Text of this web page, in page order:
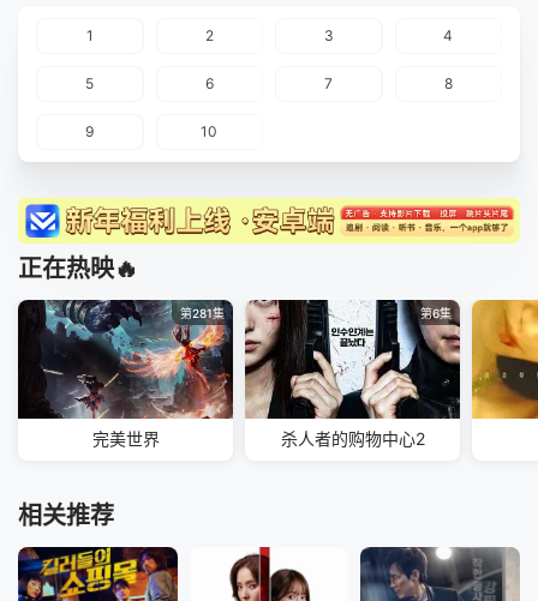
1 2 3 4
5 6 7 8
9 10
正在热映🔥
第281集
完美世界
第6集
杀人者的购物中心2
相关推荐